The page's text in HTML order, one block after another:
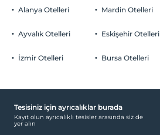
Alanya Otelleri
Ayvalık Otelleri
İzmir Otelleri
Mardin Otelleri
Eskişehir Otelleri
Bursa Otelleri
Tesisiniz için ayrıcalıklar burada
Kayıt olun ayrıcalıklı tesisler arasında siz de
yer alın